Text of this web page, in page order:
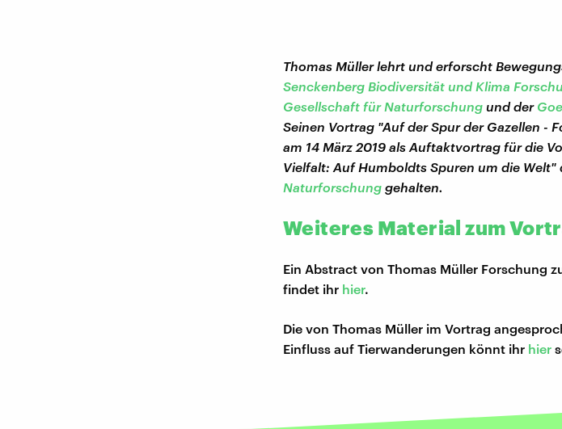
Thomas Müller lehrt und erforscht
Senckenberg Biodiversität und Klima
Gesellschaft für Naturforschung und der
Seinen Vortrag "Auf der Spur der Gazellen -
am 14 März 2019 als Auftaktvortrag für die
Vielfalt: Auf Humboldts Spuren um die Welt"
Naturforschung gehalten.
Weiteres Material zum
Ein Abstract von Thomas Müller Forschung
findet ihr hier.
Die von Thomas Müller im Vortrag
Einfluss auf Tierwanderungen könnt ihr hier